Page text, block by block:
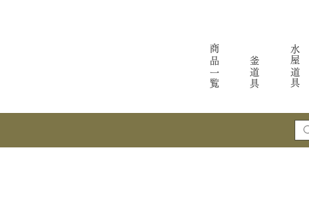
商品一覧 釜道具 水屋道具